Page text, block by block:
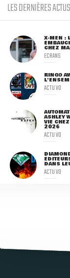
LES DERNIÈRES ACTUS
X-MEN :
CHEZ
ECRANS
RINGO
ACTU VO
ASHLEY
VIE
2026
ACTU VO
DANS
ACTU VO